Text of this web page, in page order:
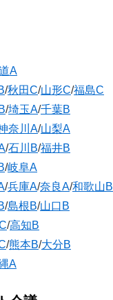
A
/秋田C/山形C/福島C
/埼玉A/千葉B
奈川A/山梨A
/石川B/福井B
/岐阜A
/兵庫A/奈良A/和歌山B
/島根B/山口B
/高知B
/熊本B/大分B
A